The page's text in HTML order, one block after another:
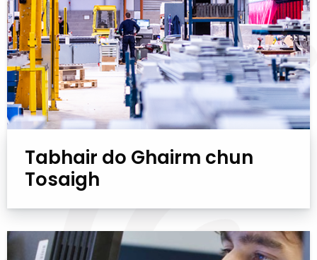
Tabhair do Ghairm chun
Tosaigh